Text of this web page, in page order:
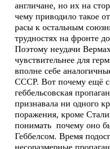
англичане, но их на
чему приводило такое
расы к остальным
трудностях на фронте
Поэтому неудачи
чувствительнее для
вполне себе
СССР. Вот почему ещё
геббельсовская
признавала ни одного
поражения, кроме
понимать почему оно
Геббелсом. Время
несоразмерные